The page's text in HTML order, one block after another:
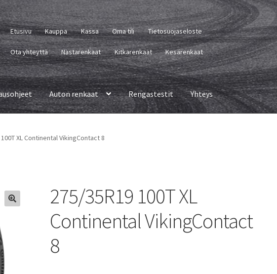
Etusivu Kauppa Kassa Oma tili Tietosuojaseloste
Ota yhteyttä Nastarenkaat Kitkarenkaat Kesärenkaat
Auton renkaat Rengastestit Yhteys
XL Continental VikingContact 8
275/35R19 100T XL
Continental VikingContact
8